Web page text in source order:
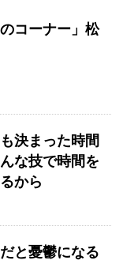
コーナー」松
決まった時間
な技で時間を
から
と憂鬱になる